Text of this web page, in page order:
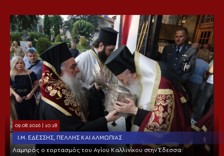
09.08.2026 | 10:18
Ι.Μ. ΕΔΈΣΣΗΣ, ΠΈΛΛΗΣ ΚΑΙ ΑΛΜΩΠΊΑΣ
Λαμπρός ο εορτασμός του Αγίου Καλλινίκου στην Έδεσσα